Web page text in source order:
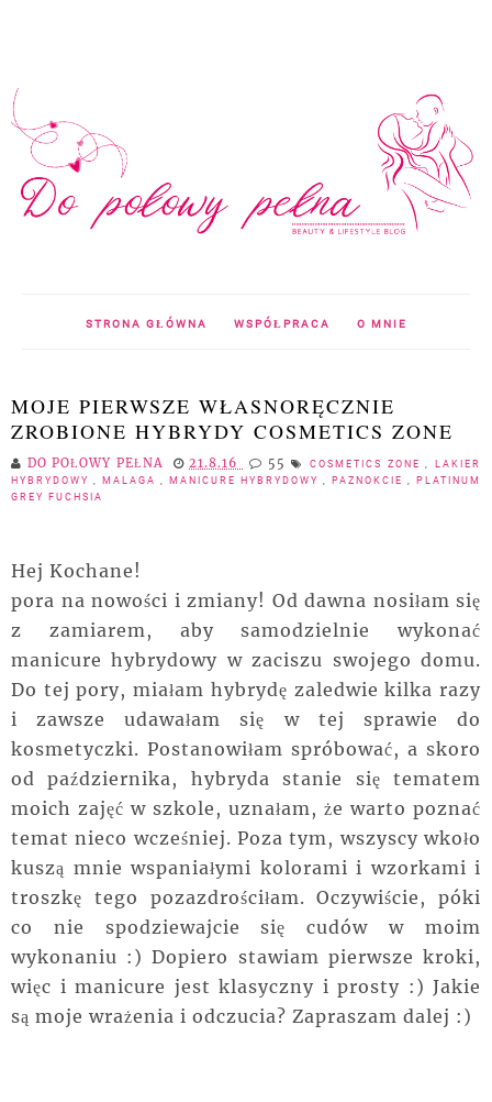
STRONA GŁÓWNA WSPÓŁPRACA O MNIE
MOJE PIERWSZE WŁASNORĘCZNIE
ZROBIONE HYBRYDY COSMETICS ZONE
DO POŁOWY PEŁNA 21.8.16 55 COSMETICS ZONE
LAKIER
HYBRYDOWY
MALAGA MANICURE HYBRYDOWY PAZNOKCIE
PLATINUM
GREY FUCHSIA
Hej Kochane!
pora na nowości i zmiany! Od dawna nosiłam się
z zamiarem, aby samodzielnie wykonać
manicure hybrydowy w zaciszu swojego domu.
Do tej pory, miałam hybrydę zaledwie kilka razy
i zawsze udawałam się w tej sprawie do
kosmetyczki. Postanowiłam spróbować, a skoro
od października, hybryda stanie się tematem
moich zajęć w szkole, uznałam, że warto poznać
temat nieco wcześniej. Poza tym, wszyscy wkoło
kuszą mnie wspaniałymi kolorami i wzorkami i
troszkę tego pozazdrościłam. Oczywiście, póki
co nie spodziewajcie się cudów w moim
wykonaniu :) Dopiero stawiam pierwsze kroki,
więc i manicure jest klasyczny i prosty :) Jakie
są moje wrażenia i odczucia? Zapraszam dalej :)